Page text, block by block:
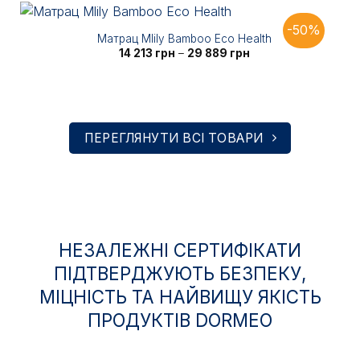
578 грн-50%
Матрац Mlily Bamboo Eco Health
14 213 грн – 29 889 грнДіапазон
889 грн
ПЕРЕГЛЯНУТИ ВСІ ТОВАРИ
НЕЗАЛЕЖНІ СЕРТИФІКАТИ
ПІДТВЕРДЖУЮТЬ БЕЗПЕКУ,
МІЦНІСТЬ ТА НАЙВИЩУ ЯКІСТЬ
ПРОДУКТІВ DORMEO